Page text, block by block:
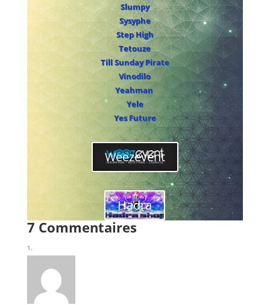
Slumpy
Sysyphe
Step High
Tetouze
Till Sunday Pirate
Vinodilo
Yeahman
Yele
Yes Future
Weezevent
Hadra
7 Commentaires